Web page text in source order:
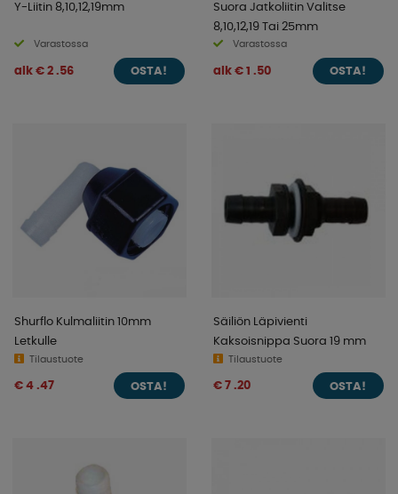
Y-Liitin 8,10,12,19mm
Varastossa
alk € 2 .56 OSTA!
Suora Jatkoliitin Valitse
8,10,12,19 Tai 25mm
Varastossa
alk € 1 .50 OSTA!
Shurflo Kulmaliitin 10mm
Letkulle
Tilaustuote
€ 4 .47 OSTA!
Säiliön Läpivienti
Kaksoisnippa Suora 19 mm
Tilaustuote
€ 7 .20 OSTA!